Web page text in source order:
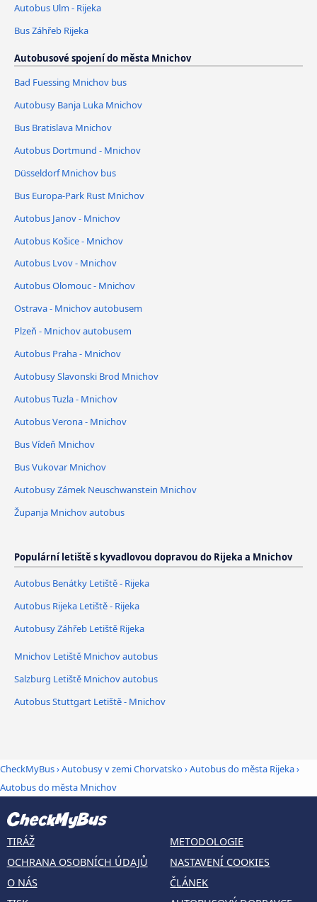
Autobus Ulm - Rijeka
Bus Záhřeb Rijeka
Autobusové spojení do města Mnichov
Bad Fuessing Mnichov bus
Autobusy Banja Luka Mnichov
Bus Bratislava Mnichov
Autobus Dortmund - Mnichov
Düsseldorf Mnichov bus
Bus Europa-Park Rust Mnichov
Autobus Janov - Mnichov
Autobus Košice - Mnichov
Autobus Lvov - Mnichov
Autobus Olomouc - Mnichov
Ostrava - Mnichov autobusem
Plzeň - Mnichov autobusem
Autobus Praha - Mnichov
Autobusy Slavonski Brod Mnichov
Autobus Tuzla - Mnichov
Autobus Verona - Mnichov
Bus Vídeň Mnichov
Bus Vukovar Mnichov
Autobusy Zámek Neuschwanstein Mnichov
Županja Mnichov autobus
Populární letiště s kyvadlovou dopravou do Rijeka a Mnichov
Autobus Benátky Letiště - Rijeka
Autobus Rijeka Letiště - Rijeka
Autobusy Záhřeb Letiště Rijeka
Mnichov Letiště Mnichov autobus
Salzburg Letiště Mnichov autobus
Autobus Stuttgart Letiště - Mnichov
CheckMyBus›Autobusy v zemi Chorvatsko›Autobus do města Rijeka›
Autobus do města Mnichov
TIRÁŽ
OCHRANA OSOBNÍCH ÚDAJŮ
O NÁS
METODOLOGIE
NASTAVENÍ COOKIES
ČLÁNEK